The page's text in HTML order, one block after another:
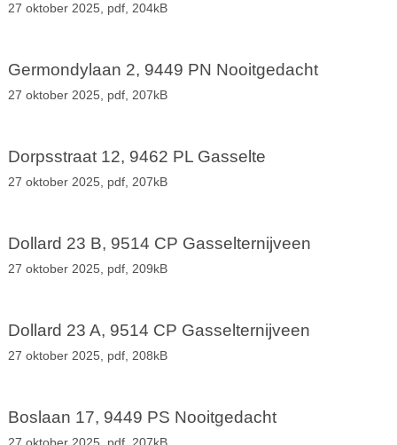
27 oktober 2025, pdf, 204kB
Germondylaan 2, 9449 PN Nooitgedacht
27 oktober 2025, pdf, 207kB
Dorpsstraat 12, 9462 PL Gasselte
27 oktober 2025, pdf, 207kB
Dollard 23 B, 9514 CP Gasselternijveen
27 oktober 2025, pdf, 209kB
Dollard 23 A, 9514 CP Gasselternijveen
27 oktober 2025, pdf, 208kB
Boslaan 17, 9449 PS Nooitgedacht